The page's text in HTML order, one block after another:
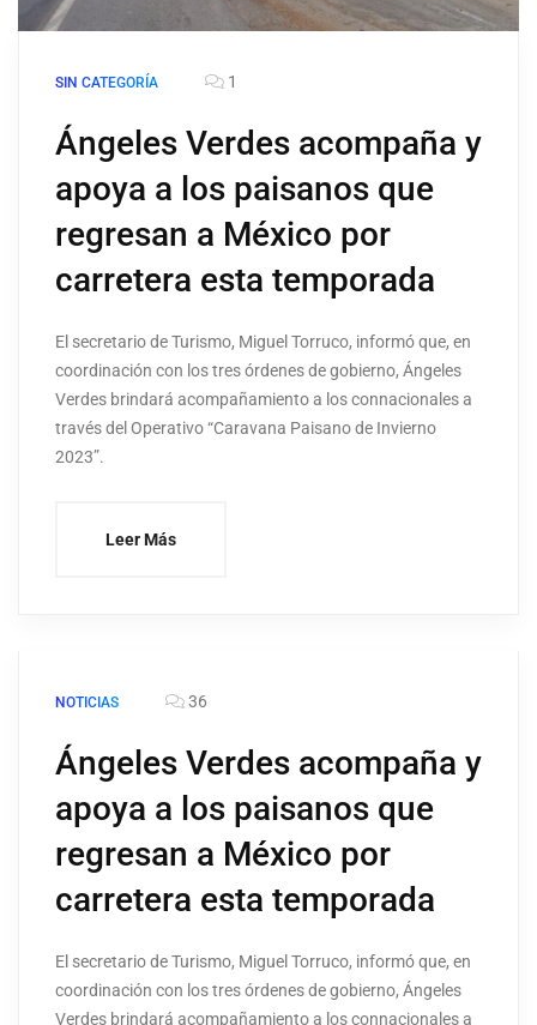
SIN CATEGORÍA 1
Ángeles Verdes acompaña y
apoya a los paisanos que
regresan a México por
carretera esta temporada
El secretario de Turismo, Miguel Torruco, informó que, en
coordinación con los tres órdenes de gobierno, Ángeles
Verdes brindará acompañamiento a los connacionales a
través del Operativo “Caravana Paisano de Invierno
2023”.
Leer Más
NOTICIAS 36
Ángeles Verdes acompaña y
apoya a los paisanos que
regresan a México por
carretera esta temporada
El secretario de Turismo, Miguel Torruco, informó que, en
coordinación con los tres órdenes de gobierno, Ángeles
Verdes brindará acompañamiento a los connacionales a